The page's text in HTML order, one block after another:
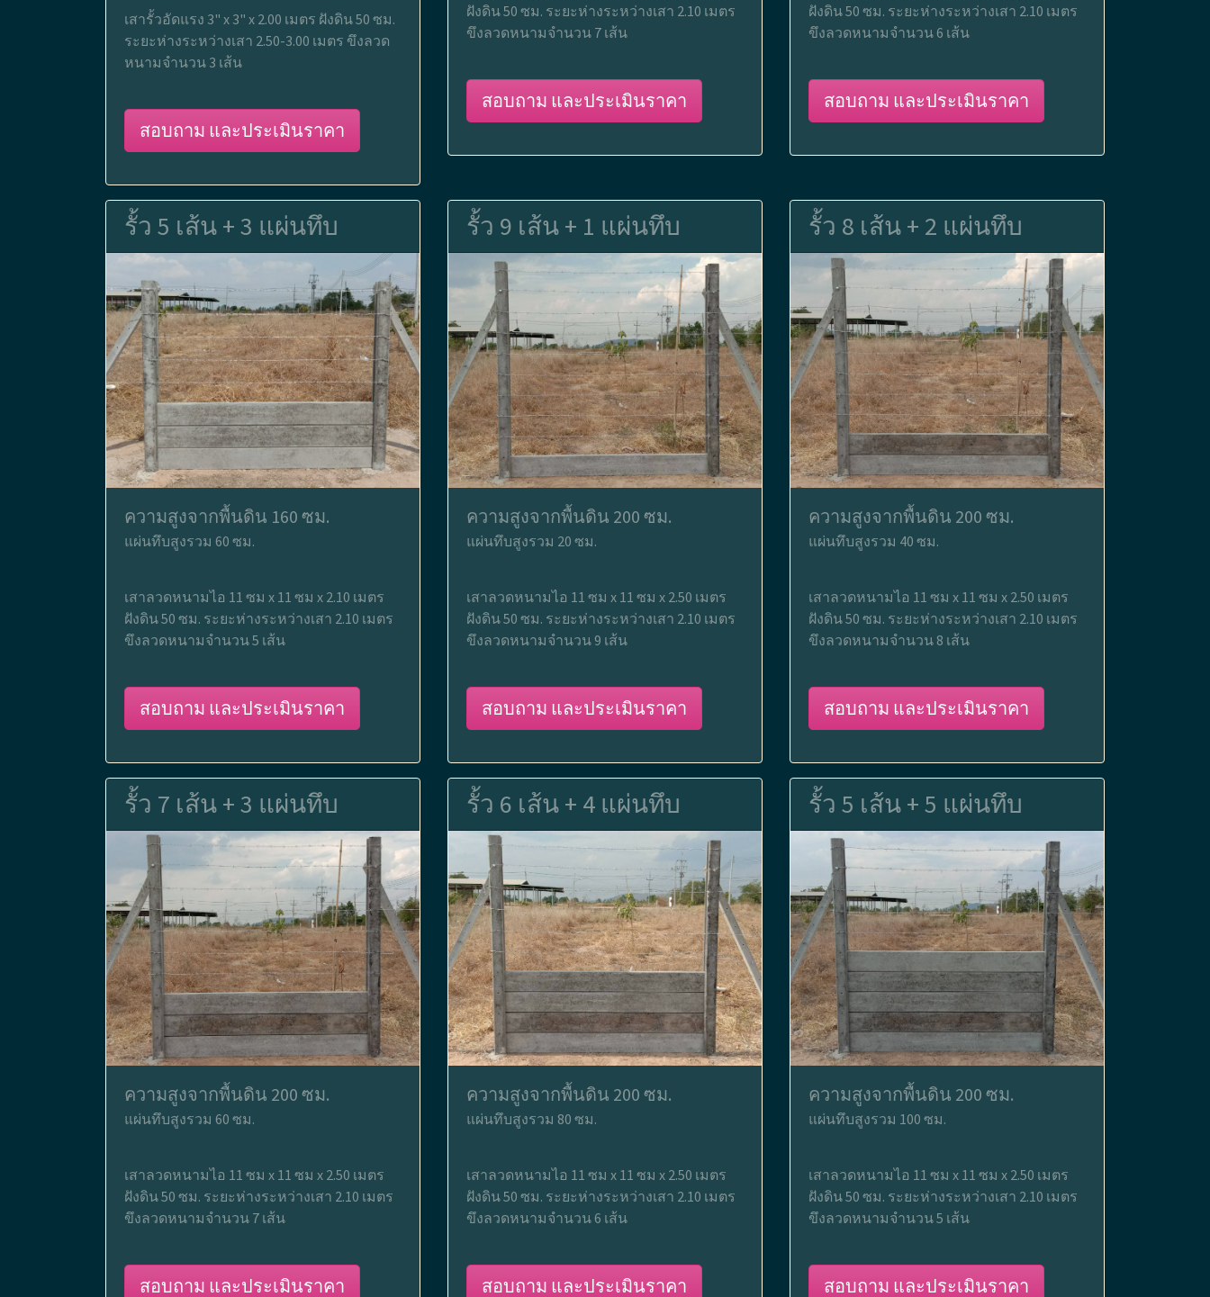
เสารั้วอัดแรง 3" x 3" x 2.00 เมตร ฝังดิน 50 ซม.
ระยะห่างระหว่างเสา 2.50-3.00 เมตร ขึงลวด
หนามจำนวน 3 เส้น
สอบถาม และประเมินราคา
ฝังดิน 50 ซม. ระยะห่างระหว่างเสา 2.10 เมตร
ขึงลวดหนามจำนวน 7 เส้น
สอบถาม และประเมินราคา
ฝังดิน 50 ซม. ระยะห่างระหว่างเสา 2.10 เมตร
ขึงลวดหนามจำนวน 6 เส้น
สอบถาม และประเมินราคา
รั้ว 5 เส้น + 3 แผ่นทึบ
ความสูงจากพื้นดิน 160 ซม.
แผ่นทึบสูงรวม 60 ซม.
เสาลวดหนามไอ 11 ซม x 11 ซม x 2.10 เมตร
ฝังดิน 50 ซม. ระยะห่างระหว่างเสา 2.10 เมตร
ขึงลวดหนามจำนวน 5 เส้น
สอบถาม และประเมินราคา
รั้ว 9 เส้น + 1 แผ่นทึบ
ความสูงจากพื้นดิน 200 ซม.
แผ่นทึบสูงรวม 20 ซม.
เสาลวดหนามไอ 11 ซม x 11 ซม x 2.50 เมตร
ฝังดิน 50 ซม. ระยะห่างระหว่างเสา 2.10 เมตร
ขึงลวดหนามจำนวน 9 เส้น
สอบถาม และประเมินราคา
รั้ว 8 เส้น + 2 แผ่นทึบ
ความสูงจากพื้นดิน 200 ซม.
แผ่นทึบสูงรวม 40 ซม.
เสาลวดหนามไอ 11 ซม x 11 ซม x 2.50 เมตร
ฝังดิน 50 ซม. ระยะห่างระหว่างเสา 2.10 เมตร
ขึงลวดหนามจำนวน 8 เส้น
สอบถาม และประเมินราคา
รั้ว 7 เส้น + 3 แผ่นทึบ
ความสูงจากพื้นดิน 200 ซม.
แผ่นทึบสูงรวม 60 ซม.
เสาลวดหนามไอ 11 ซม x 11 ซม x 2.50 เมตร
ฝังดิน 50 ซม. ระยะห่างระหว่างเสา 2.10 เมตร
ขึงลวดหนามจำนวน 7 เส้น
สอบถาม และประเมินราคา
รั้ว 6 เส้น + 4 แผ่นทึบ
ความสูงจากพื้นดิน 200 ซม.
แผ่นทึบสูงรวม 80 ซม.
เสาลวดหนามไอ 11 ซม x 11 ซม x 2.50 เมตร
ฝังดิน 50 ซม. ระยะห่างระหว่างเสา 2.10 เมตร
ขึงลวดหนามจำนวน 6 เส้น
สอบถาม และประเมินราคา
รั้ว 5 เส้น + 5 แผ่นทึบ
ความสูงจากพื้นดิน 200 ซม.
แผ่นทึบสูงรวม 100 ซม.
เสาลวดหนามไอ 11 ซม x 11 ซม x 2.50 เมตร
ฝังดิน 50 ซม. ระยะห่างระหว่างเสา 2.10 เมตร
ขึงลวดหนามจำนวน 5 เส้น
สอบถาม และประเมินราคา